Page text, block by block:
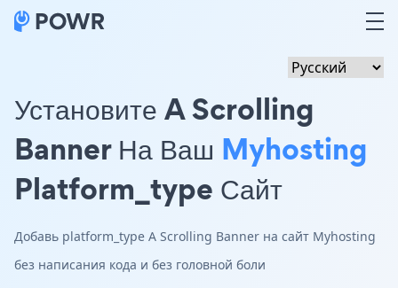
Установите A Scrolling
Banner На Ваш Myhosting
Platform_type Сайт
Добавь platform_type A Scrolling Banner на сайт Myhosting
без написания кода и без головной боли